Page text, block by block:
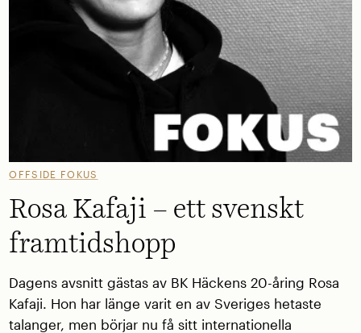
OFFSIDE FOKUS
Rosa Kafaji – ett svenskt
framtidshopp
Dagens avsnitt gästas av BK Häckens 20-åring Rosa
Kafaji. Hon har länge varit en av Sveriges hetaste
talanger, men börjar nu få sitt internationella